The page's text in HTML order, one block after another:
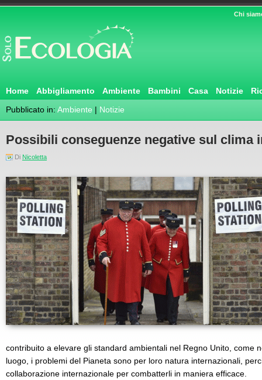
Chi
Home Abbigliamento Ambiente Bambini Casa Notizie
Pubblicato in: Ambiente | Notizie
Possibili conseguenze negative sul clima
Di Nicoletta
contribuito a elevare gli standard ambientali nel Regno Unito, come
luogo, i problemi del Pianeta sono per loro natura internazionali,
collaborazione internazionale per combatterli in maniera efficace.